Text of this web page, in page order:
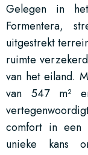
Gelegen in
Formentera,
uitgestrekt
ruimte
van het eiland.
van 547 m²
comfort in een
unieke kans